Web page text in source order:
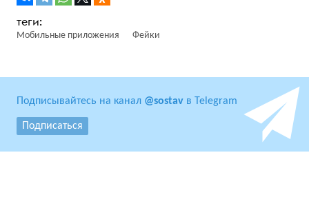
Мобильные приложения Фейки
Подписывайтесь на канал @sostav в Telegram
Подписаться